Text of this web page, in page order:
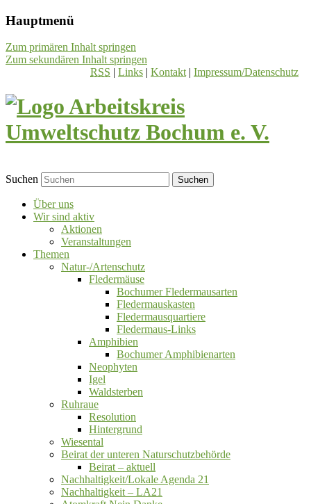
Hauptmenü
Zum primären Inhalt springen
Zum sekundären Inhalt springen
RSS | Links | Kontakt| Impressum/Datenschutz
Suchen
Über uns
Wir sind aktiv
Aktionen
Veranstaltungen
Themen
Natur-/Artenschutz
Fledermäuse
Bochumer Fledermausarten
Fledermauskasten
Fledermausquartiere
Fledermaus-Links
Amphibien
Bochumer Amphibienarten
Neophyten
Igel
Waldsterben
Ruhraue
Resolution
Hintergrund
Wiesental
Beirat der unteren Naturschutzbehörde
Beirat ‒ aktuell
Nachhaltigkeit/Lokale Agenda 21
Nachhaltigkeit – LA21